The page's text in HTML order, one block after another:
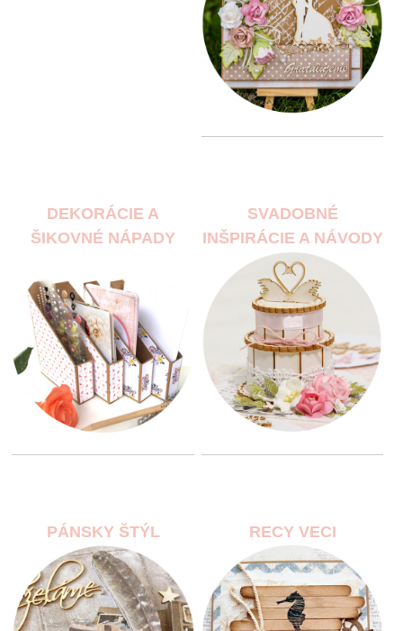
DEKORÁCIE A
ŠIKOVNÉ NÁPADY
SVADOBNÉ
INŠPIRÁCIE A NÁVODY
PÁNSKY ŠTÝL RECY VECI